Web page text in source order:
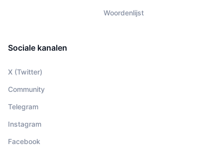
Woordenlijst
Sociale kanalen
X (Twitter)
Community
Telegram
Instagram
Facebook